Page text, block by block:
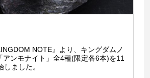
NOTE』より、キングダムノ
アンモナイト」全4種(限定各6本)を11
ました。